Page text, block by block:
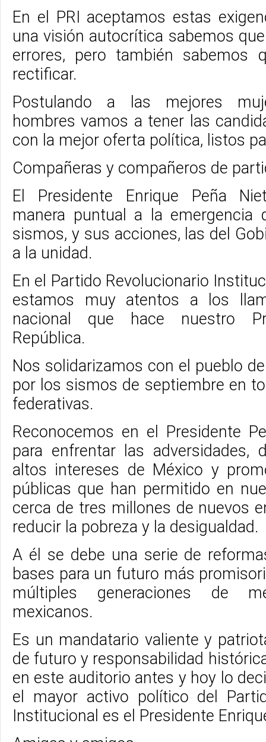
En el PRI aceptamos estas
una visión autocrítica sabemos
errores, pero también sabemos
rectificar.
Postulando a las mejores
hombres vamos a tener las
con la mejor oferta política, listos
Compañeras y compañeros de
El Presidente Enrique Peña
manera puntual a la emergencia
sismos, y sus acciones, las del
a la unidad.
En el Partido Revolucionario
estamos muy atentos a los
nacional que hace nuestro
República.
Nos solidarizamos con el pueblo
por los sismos de septiembre en
federativas.
Reconocemos en el Presidente
para enfrentar las adversidades,
altos intereses de México y
públicas que han permitido en
cerca de tres millones de nuevos
reducir la pobreza y la desigualdad.
A él se debe una serie de
bases para un futuro más
múltiples generaciones de
mexicanos.
Es un mandatario valiente y
de futuro y responsabilidad
en este auditorio antes y hoy lo
el mayor activo político del
Institucional es el Presidente